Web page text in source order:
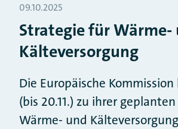
09.10.2025
Strategie für Wärme-
Kälteversorgung
Die Europäische
(bis 20.11.) zu ihrer
Wärme- und